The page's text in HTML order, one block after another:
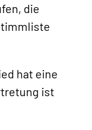
die
hat eine
ist